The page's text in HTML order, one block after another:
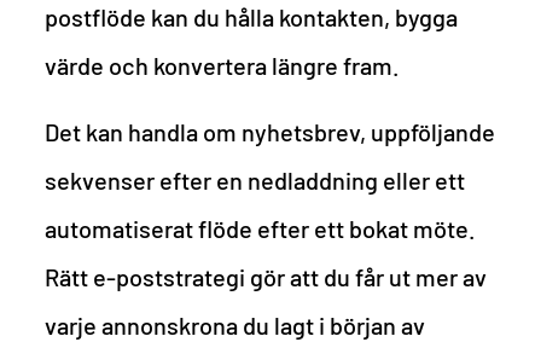
postflöde kan du hålla kontakten, bygga
värde och konvertera längre fram.
Det kan handla om nyhetsbrev, uppföljande
sekvenser efter en nedladdning eller ett
automatiserat flöde efter ett bokat möte.
Rätt e-poststrategi gör att du får ut mer av
varje annonskrona du lagt i början av